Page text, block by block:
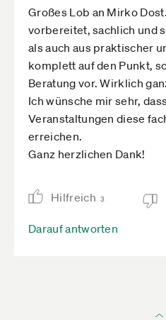
Großes Lob an Mirko
vorbereitet, sachlich und
als auch aus praktischer
komplett auf den Punkt,
Beratung vor. Wirklich
Ich wünsche mir sehr,
Veranstaltungen diese
erreichen.
Ganz herzlichen Dank!
Hilfreich 3
Darauf antworten